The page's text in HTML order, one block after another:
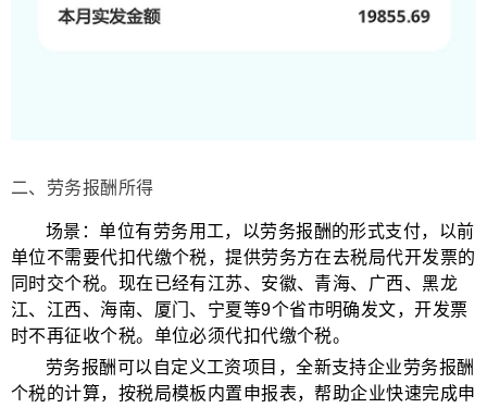
二、劳务报酬所得
场景：单位有劳务用工，以劳务报酬的形式支付，以前
单位不需要代扣代缴个税，提供劳务方在去税局代开发票的
同时交个税。现在已经有江苏、安徽、青海、广西、黑龙
江、江西、海南、厦门、宁夏等9个省市明确发文，开发票
时不再征收个税。单位必须代扣代缴个税。
劳务报酬可以自定义工资项目，全新支持企业劳务报酬
个税的计算，按税局模板内置申报表，帮助企业快速完成申